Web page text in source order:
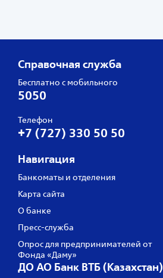
Справочная служба
Бесплатно с мобильного
5050
Телефон
+7 (727) 330 50 50
Навигация
Банкоматы и отделения
Карта сайта
О банке
Пресс‑служба
Опрос для предпринимателей от
Фонда «Даму»
ДО АО Банк ВТБ (Казахстан)